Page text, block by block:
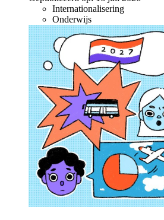
Internationalisering
Onderwijs